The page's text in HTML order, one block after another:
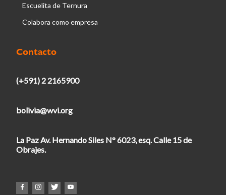
Escuelita de Ternura
Colabora como empresa
Contacto
(+591) 2 2165900
bolivia@wvi.org
La Paz Av. Hernando Siles N° 6023, esq. Calle 15 de
Obrajes.